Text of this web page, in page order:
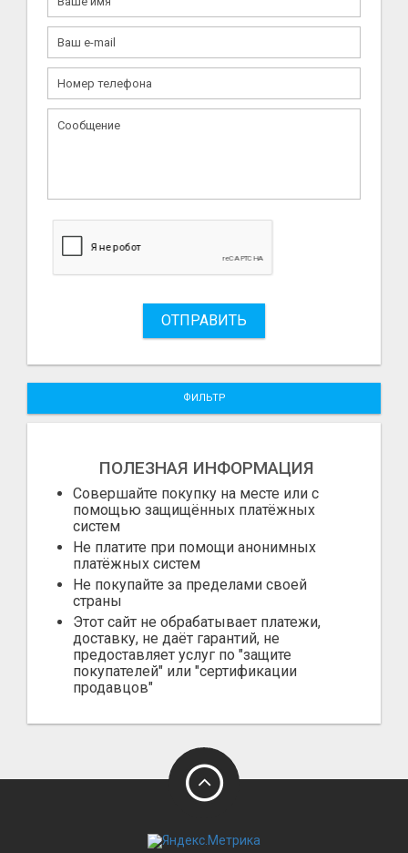
ОТПРАВИТЬ
ФИЛЬТР
ПОЛЕЗНАЯ ИНФОРМАЦИЯ
Совершайте покупку на месте или с
помощью защищённых платёжных
систем
Не платите при помощи анонимных
платёжных систем
Не покупайте за пределами своей
страны
Этот сайт не обрабатывает платежи,
доставку, не даёт гарантий, не
предоставляет услуг по "защите
покупателей" или "сертификации
продавцов"